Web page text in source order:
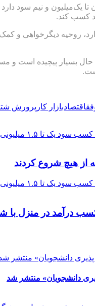
روحیه دیگرخواهی
بسیار پیچیده است و
اقتصادبازار کار پرورش
از هیچ شروع کردند
درآمد در منزل
دانشجویان» منتشر شد